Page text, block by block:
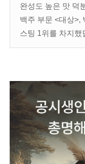
완성도 높은 맛 덕
백주 부문 <대상>,
스팅 1위를 차지했